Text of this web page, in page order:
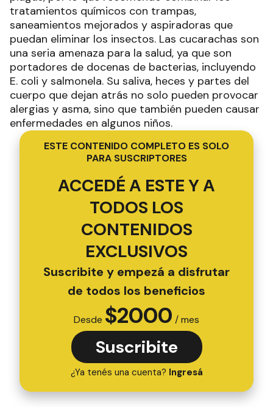
tratamientos químicos con trampas,
saneamientos mejorados y aspiradoras que
puedan eliminar los insectos. Las cucarachas son
una seria amenaza para la salud, ya que son
portadores de docenas de bacterias, incluyendo
E. coli y salmonela. Su saliva, heces y partes del
cuerpo que dejan atrás no solo pueden provocar
alergias y asma, sino que también pueden causar
enfermedades en algunos niños.
ESTE CONTENIDO COMPLETO ES SOLO
PARA SUSCRIPTORES
ACCEDÉ A ESTE Y A
TODOS LOS
CONTENIDOS
EXCLUSIVOS
Suscribite y empezá a disfrutar
de todos los beneficios
Desde $2000 / mes
Suscribite
¿Ya tenés una cuenta? Ingresá